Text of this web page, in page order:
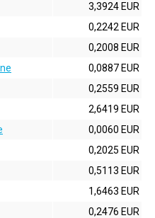
3,3924 EUR
0,2242 EUR
0,2008 EUR
0,0887 EUR
0,2559 EUR
2,6419 EUR
0,0060 EUR
0,2025 EUR
0,5113 EUR
1,6463 EUR
0,2476 EUR